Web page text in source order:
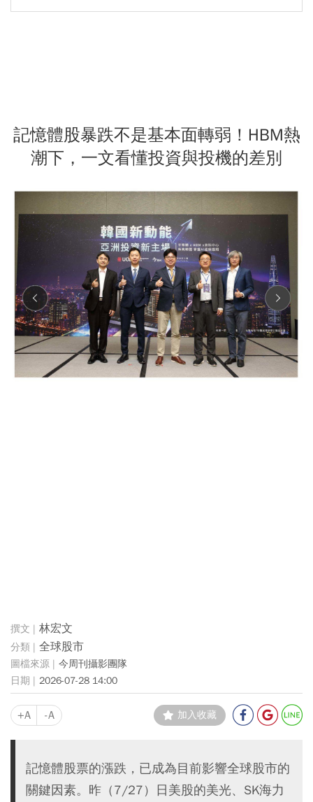
記憶體股暴跌不是基本面轉弱！HBM熱
潮下，一文看懂投資與投機的差別
林宏文
全球股市
今周刊攝影團隊
2026-07-28 14:00
+A -A 加入收藏
記憶體股票的漲跌，已成為目前影響全球股市的
關鍵因素。昨（7/27）日美股的美光、SK海力